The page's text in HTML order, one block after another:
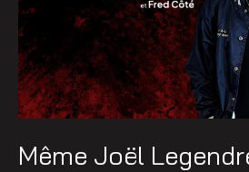
Même Joël